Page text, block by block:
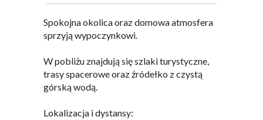
Spokojna okolica oraz domowa atmosfera
sprzyją wypoczynkowi.
W pobliżu znajdują się szlaki turystyczne,
trasy spacerowe oraz źródełko z czystą
górską wodą.
Lokalizacja i dystansy: